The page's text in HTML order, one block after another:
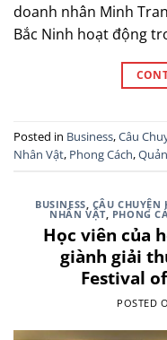
doanh nhân Minh
Bắc Ninh hoạt động
Posted in Business,Câu
Nhân Vật, Phong Cách,
BUSINESS, CÂU CHUYỆN
NHÂN VẬT, PHONG
Học viên của
giành giải
Festival
POSTED